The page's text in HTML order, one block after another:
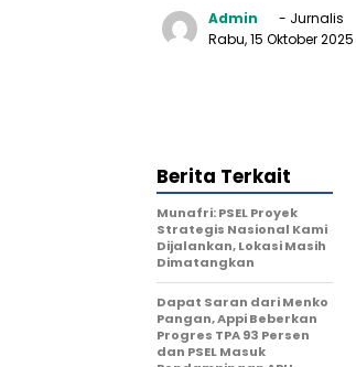
Admin
- Jurnalis
Rabu, 15 Oktober 2025
Berita Terkait
Munafri: PSEL Proyek
Strategis Nasional Kami
Dijalankan, Lokasi Masih
Dimatangkan
Dapat Saran dari Menko
Pangan, Appi Beberkan
Progres TPA 93 Persen
dan PSEL Masuk